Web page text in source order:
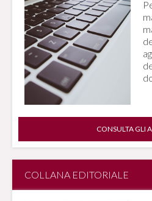
CONSULTA GLI
COLLANA EDITORIALE